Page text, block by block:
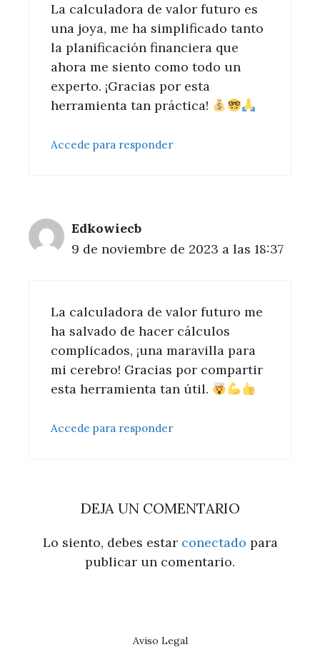
La calculadora de valor futuro es
una joya, me ha simplificado tanto
la planificación financiera que
ahora me siento como todo un
experto. ¡Gracias por esta
herramienta tan práctica!
Accede para responder
Edkowiecb
9 de noviembre de 2023 a las 18:37
La calculadora de valor futuro me
ha salvado de hacer cálculos
complicados, ¡una maravilla para
mi cerebro! Gracias por compartir
esta herramienta tan útil.
Accede para responder
DEJA UN COMENTARIO
Lo siento, debes estar conectado para
publicar un comentario.
Aviso Legal